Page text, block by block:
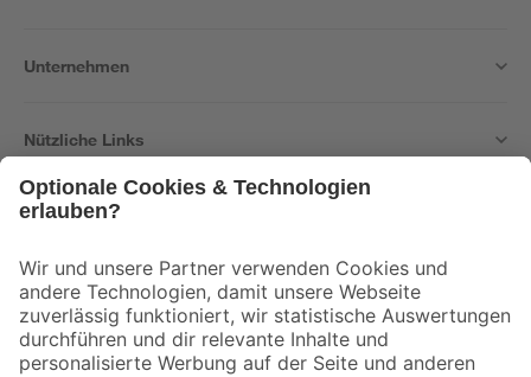
Unternehmen
Nützliche Links
Der toom Newsletter: Keine Angebote und Aktionen mehr verpassen!
Zur Newsletter Anmeldung